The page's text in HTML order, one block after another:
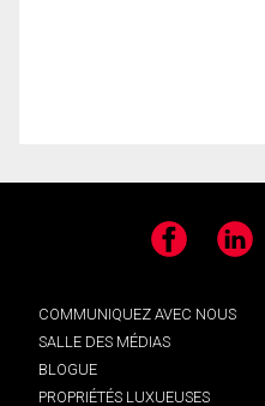
Facebook LinkedIn
COMMUNIQUEZ AVEC NOUS
SALLE DES MÉDIAS
BLOGUE
PROPRIÉTÉS LUXUEUSES